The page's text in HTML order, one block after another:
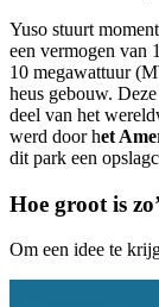
Yuso stuurt
een vermogen van
10 megawattuur
heus gebouw.
deel van het
werd door het
dit park een
Hoe groot is
Om een idee te